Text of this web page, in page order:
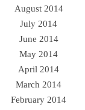
August 2014
July 2014
June 2014
May 2014
April 2014
March 2014
February 2014